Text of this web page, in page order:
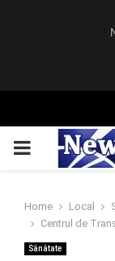
PRIMARY
Home Local
Centrul de
Sănătate